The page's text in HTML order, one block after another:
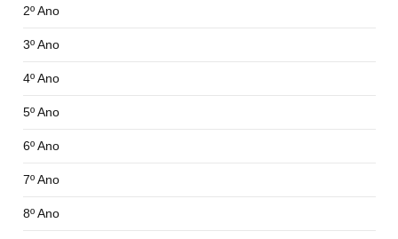
2º Ano
3º Ano
4º Ano
5º Ano
6º Ano
7º Ano
8º Ano